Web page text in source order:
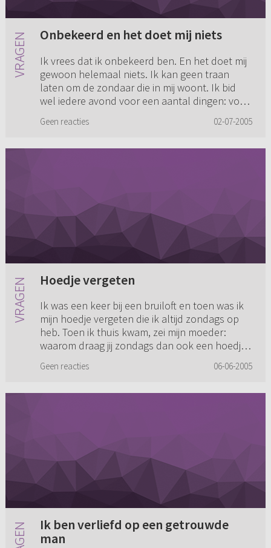
Onbekeerd en het doet mij niets
Ik vrees dat ik onbekeerd ben. En het doet mij
gewoon helemaal niets. Ik kan geen traan
laten om de zondaar die in mij woont. Ik bid
wel iedere avond voor een aantal dingen: voor
Geen reacties 02-07-2005
Hoedje vergeten
Ik was een keer bij een bruiloft en toen was ik
mijn hoedje vergeten die ik altijd zondags op
heb. Toen ik thuis kwam, zei mijn moeder:
waarom draag jij zondags dan ook een hoedje,
Geen reacties 06-06-2005
Ik ben verliefd op een getrouwde
man